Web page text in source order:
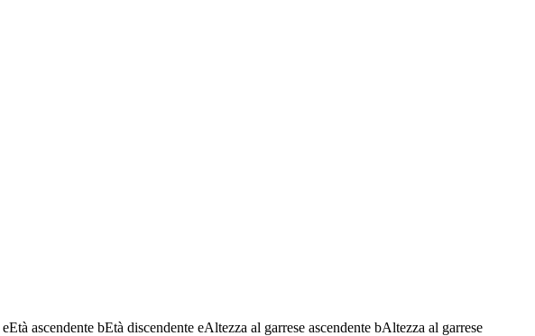
eEtà ascendente bEtà discendente eAltezza al garrese ascendente bAltezza al garrese